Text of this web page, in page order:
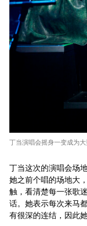
丁当演唱会摇身一变成为
丁当这次的演唱会场
她之前个唱的场地大
触，看清楚每一张歌
话。她表示每次来马
有很深的连结，因此